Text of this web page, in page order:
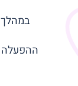
במהלך
ההפעלה